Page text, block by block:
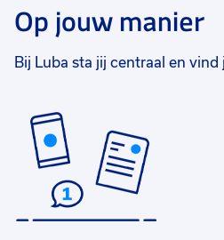
Op jouw manier
Bij Luba sta jij centraal en